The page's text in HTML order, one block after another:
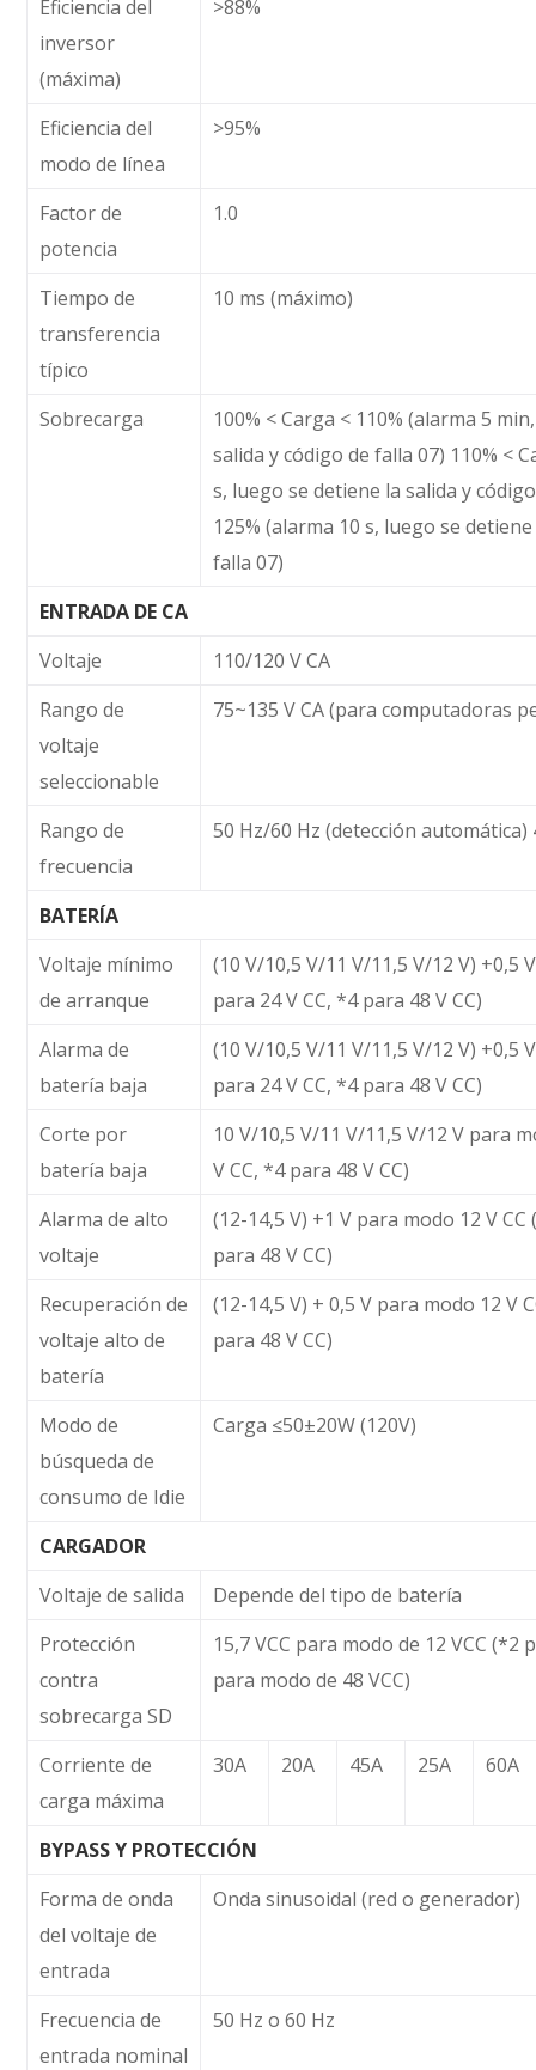
Eficiencia del
inversor
(máxima)
>88%
Eficiencia del
modo de línea
>95%
Factor de
potencia
1.0
Tiempo de
transferencia
típico
10 ms (máximo)
Sobrecarga
100% < Carga < 110% (alarma 5
salida y código de falla 07) 110% <
s, luego se detiene la salida y
125% (alarma 10 s, luego se
falla 07)
ENTRADA DE CA
Voltaje
110/120 V CA
Rango de
voltaje
seleccionable
75~135 V CA (para computadoras
Rango de
frecuencia
50 Hz/60 Hz (detección automática)
BATERÍA
Voltaje mínimo
de arranque
(10 V/10,5 V/11 V/11,5 V/12 V) +0,5
para 24 V CC, *4 para 48 V CC)
Alarma de
batería baja
(10 V/10,5 V/11 V/11,5 V/12 V) +0,5
para 24 V CC, *4 para 48 V CC)
Corte por
batería baja
10 V/10,5 V/11 V/11,5 V/12 V para
V CC, *4 para 48 V CC)
Alarma de alto
voltaje
(12-14,5 V) +1 V para modo 12 V
para 48 V CC)
Recuperación de
voltaje alto de
batería
(12-14,5 V) + 0,5 V para modo 12 V
para 48 V CC)
Modo de
búsqueda de
consumo de Idie
Carga ≤50±20W (120V)
CARGADOR
Voltaje de salida
Depende del tipo de batería
Protección
contra
sobrecarga SD
15,7 VCC para modo de 12 VCC (*2
para modo de 48 VCC)
Corriente de
carga máxima
30A 20A 45A 25A 60A
BYPASS Y PROTECCIÓN
Forma de onda
del voltaje de
entrada
Onda sinusoidal (red o generador)
Frecuencia de
entrada nominal
50 Hz o 60 Hz